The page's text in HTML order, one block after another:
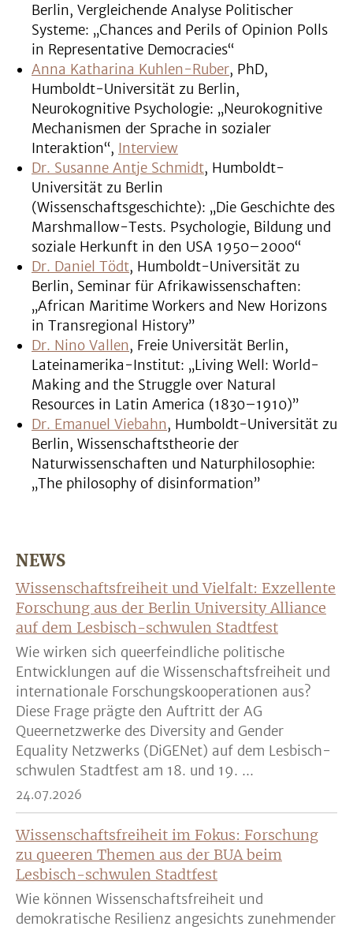
Berlin, Vergleichende Analyse Politischer
Systeme: „Chances and Perils of Opinion Polls
in Representative Democracies“
Anna Katharina Kuhlen-Ruber, PhD,
Humboldt-Universität zu Berlin,
Neurokognitive Psychologie: „Neurokognitive
Mechanismen der Sprache in sozialer
Interaktion“, Interview
Dr. Susanne Antje Schmidt, Humboldt-
Universität zu Berlin
(Wissenschaftsgeschichte): „Die Geschichte des
Marshmallow-Tests. Psychologie, Bildung und
soziale Herkunft in den USA 1950–2000“
Dr. Daniel Tödt, Humboldt-Universität zu
Berlin, Seminar für Afrikawissenschaften:
„African Maritime Workers and New Horizons
in Transregional History”
Dr. Nino Vallen, Freie Universität Berlin,
Lateinamerika-Institut: „Living Well: World-
Making and the Struggle over Natural
Resources in Latin America (1830–1910)”
Dr. Emanuel Viebahn, Humboldt-Universität zu
Berlin, Wissenschaftstheorie der
Naturwissenschaften und Naturphilosophie:
„The philosophy of disinformation”
NEWS
Wissenschaftsfreiheit und Vielfalt: Exzellente
Forschung aus der Berlin University Alliance
auf dem Lesbisch-schwulen Stadtfest
Wie wirken sich queerfeindliche politische
Entwicklungen auf die Wissenschaftsfreiheit und
internationale Forschungskooperationen aus?
Diese Frage prägte den Auftritt der AG
Queernetzwerke des Diversity and Gender
Equality Netzwerks (DiGENet) auf dem Lesbisch-
schwulen Stadtfest am 18. und 19. ...
24.07.2026
Wissenschaftsfreiheit im Fokus: Forschung
zu queeren Themen aus der BUA beim
Lesbisch-schwulen Stadtfest
Wie können Wissenschaftsfreiheit und
demokratische Resilienz angesichts zunehmender